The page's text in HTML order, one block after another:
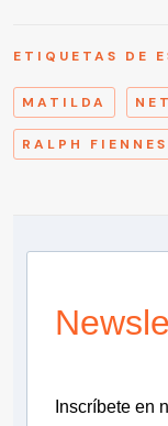
ETIQUETAS DE
MATILDA
RALPH FIENNES
Inscríbete en